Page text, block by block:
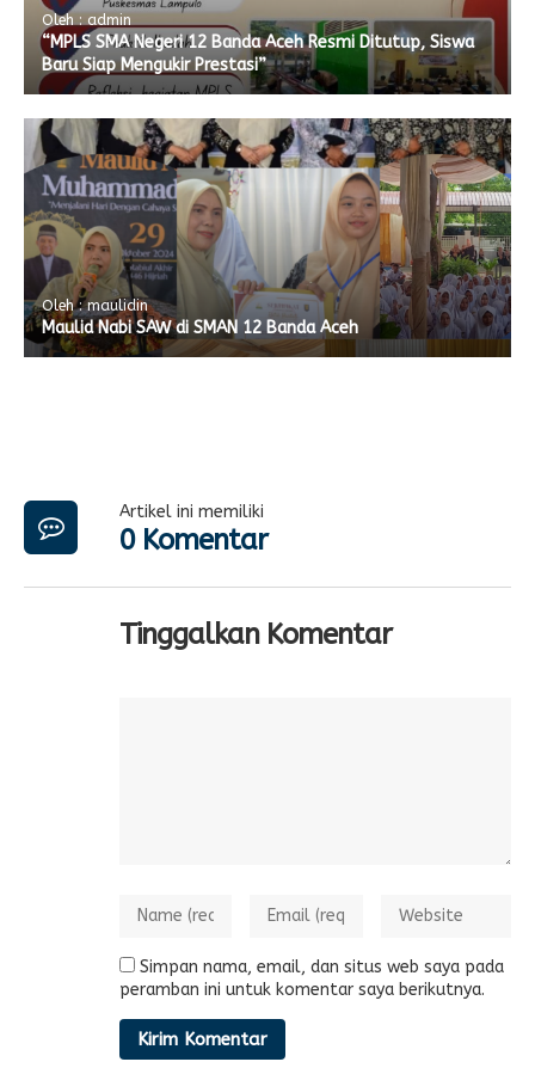
Oleh : admin
“MPLS SMA Negeri 12 Banda Aceh Resmi Ditutup, Siswa
Baru Siap Mengukir Prestasi”
Oleh : maulidin
Maulid Nabi SAW di SMAN 12 Banda Aceh
Artikel ini memiliki
0 Komentar
Tinggalkan Komentar
Simpan nama, email, dan situs web saya pada
peramban ini untuk komentar saya berikutnya.